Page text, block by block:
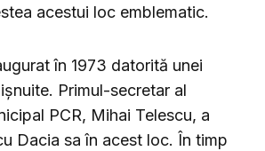
acestui loc emblematic.
în 1973 datorită unei
Primul-secretar al
PCR, Mihai Telescu, a
Dacia sa în acest loc. În timp